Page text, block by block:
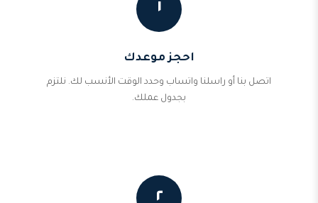
١
احجز موعدك
اتصل بنا أو راسلنا واتساب وحدد الوقت الأنسب لك. نلتزم
بجدول عملك.
٢